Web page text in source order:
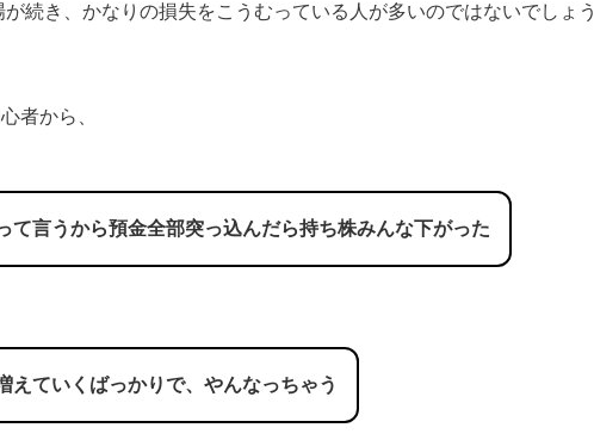
続き、かなりの損失をこうむっている人が多いのではないでしょう
者から、
て言うから預金全部突っ込んだら持ち株みんな下がった
えていくばっかりで、やんなっちゃう